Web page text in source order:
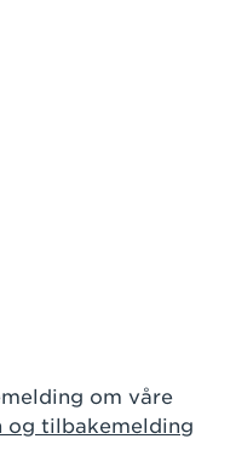
om våre
og tilbakemelding